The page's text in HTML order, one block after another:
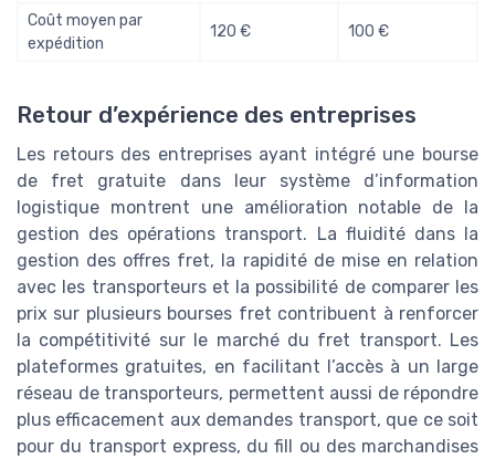
Coût moyen par
expédition
120 € 100 €
Retour d’expérience des entreprises
Les retours des entreprises ayant intégré une bourse
de fret gratuite dans leur système d’information
logistique montrent une amélioration notable de la
gestion des opérations transport. La fluidité dans la
gestion des offres fret, la rapidité de mise en relation
avec les transporteurs et la possibilité de comparer les
prix sur plusieurs bourses fret contribuent à renforcer
la compétitivité sur le marché du fret transport. Les
plateformes gratuites, en facilitant l’accès à un large
réseau de transporteurs, permettent aussi de répondre
plus efficacement aux demandes transport, que ce soit
pour du transport express, du fill ou des marchandises